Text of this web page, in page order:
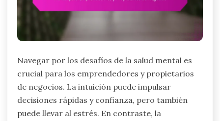
Navegar por los desafíos de la salud mental es
crucial para los emprendedores y propietarios
de negocios. La intuición puede impulsar
decisiones rápidas y confianza, pero también
puede llevar al estrés. En contraste, la